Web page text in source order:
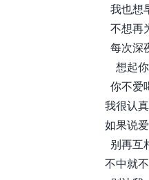
我也想
不想再
每次深
想起
你不爱
我很认
如果说
别再互
不中就